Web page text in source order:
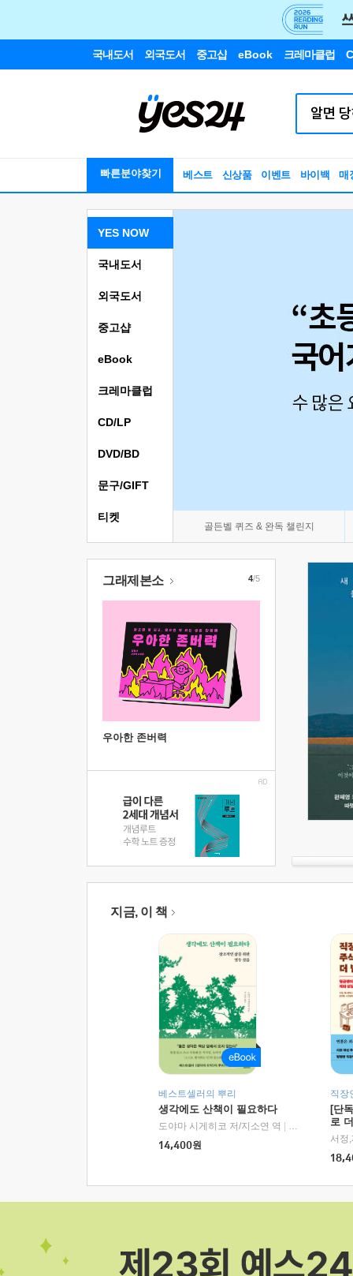
국내도서 외국도서 중고샵 eBook 크레마클럽
빠른분야찾기 베스트 신상품 이벤트 바이백 매
YES NOW
골든벨 퀴즈 & 완독 챌린지
국내도서
외국도서
중고샵
eBook
크레마클럽
CD/LP
DVD/BD
문구/GIFT
티켓
그래제본소
우아한 존버력
4/5
지금, 이 책
베스트셀러의 뿌리
생각에도 산책이 필요하다
도야마 시게히코 저/지소연 역
알에이치코리
14,400원
직장
[단
로